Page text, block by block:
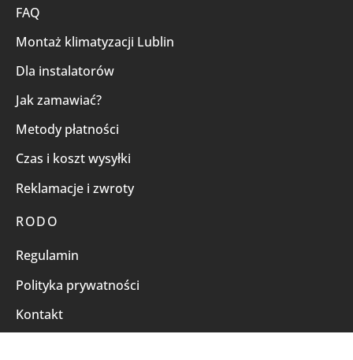
FAQ
Montaż klimatyzacji Lublin
Dla instalatorów
Jak zamawiać?
Metody płatności
Czas i koszt wysyłki
Reklamacje i zwroty
RODO
Regulamin
Polityka prywatności
Kontakt